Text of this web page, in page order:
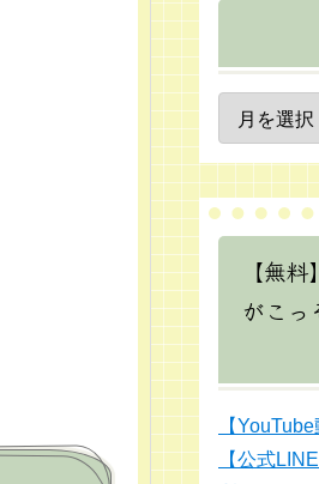
【無
がこっ
【
【公式